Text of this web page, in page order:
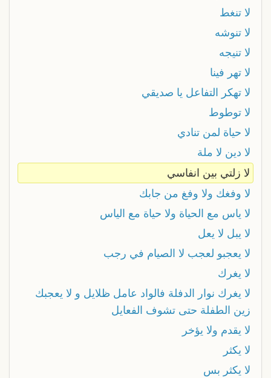
لا تنغط
لا تنوشه
لا تنيجه
لا تهر فينا
لا تهكر التفاعل يا صديقي
لا توطوط
لا حياة لمن تنادي
لا دين لا ملة
لا زلتي بين انفاسي
لا وفغك ولا وفغ من جابك
لا ياس مع الحياة ولا حياة مع الياس
لا يبل لا يعل
لا يعجبو لعجب لا الصيام في رجب
لا يغرك
لا يغرك نوار الدفلة فالواد عامل ظلايل و لا يعجبك
زين الطفلة حتى تشوف الفعايل
لا يقدم ولا يؤخر
لا يكثر
لا يكثر بس